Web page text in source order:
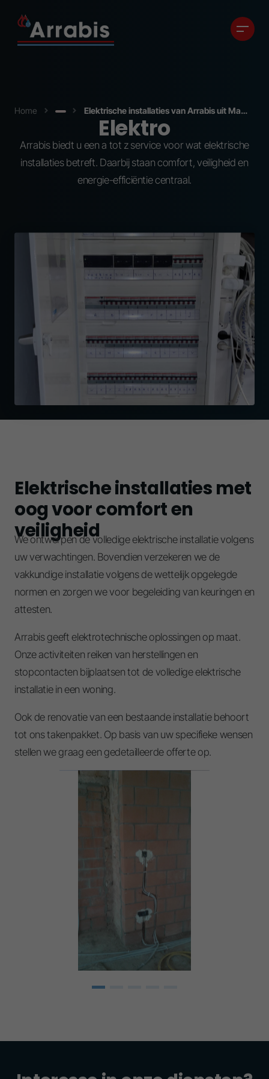
Home Elektrische installaties van Arrabis uit Massenhoven
Elektro
Arrabis biedt u een a tot z service voor wat elektrische
installaties betreft. Daarbij staan comfort, veiligheid en
energie-efficiëntie centraal.
Elektrische installaties met
oog voor comfort en
veiligheid
We ontwerpen de volledige elektrische installatie volgens
uw verwachtingen. Bovendien verzekeren we de
vakkundige installatie volgens de wettelijk opgelegde
normen en zorgen we voor begeleiding van keuringen en
attesten.
Arrabis geeft elektrotechnische oplossingen op maat.
Onze activiteiten reiken van herstellingen en
stopcontacten bijplaatsen tot de volledige elektrische
installatie in een woning.
Ook de renovatie van een bestaande installatie behoort
tot ons takenpakket. Op basis van uw specifieke wensen
stellen we graag een gedetailleerde offerte op.